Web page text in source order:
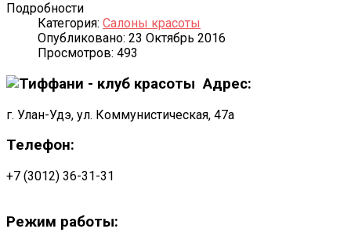
Подробности
Категория: Салоны красоты
Опубликовано: 23 Октябрь 2016
Просмотров: 493
Адрес:
г. Улан-Удэ, ул. Коммунистическая, 47а
Телефон:
+7 (3012) 36-31-31
Режим работы: